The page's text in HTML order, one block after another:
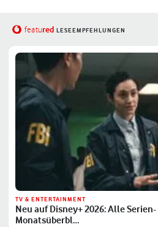
featured LESEEMPFEHLUNGEN
TV & ENTERTAINMENT
Neu auf Disney+ 2026: Alle
Monatsüberbl…